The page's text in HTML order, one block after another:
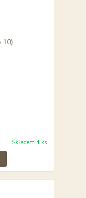
Skladem 4 ks